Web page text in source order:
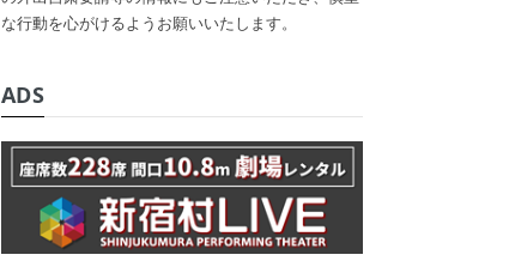
な行動を心がけるようお願いいたします。
ADS